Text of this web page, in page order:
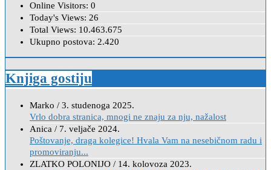
Online Visitors: 0
Today's Views: 26
Total Views: 10.463.675
Ukupno postova: 2.420
Knjiga gostiju
Marko / 3. studenoga 2025.
Vrlo dobra stranica, mnogi ne znaju za nju, nažalost
Anica / 7. veljače 2024.
Poštovanje, draga kolegice! Hvala Vam na nesebičnom radu i
promoviranju...
ZLATKO POLONIJO / 14. kolovoza 2023.